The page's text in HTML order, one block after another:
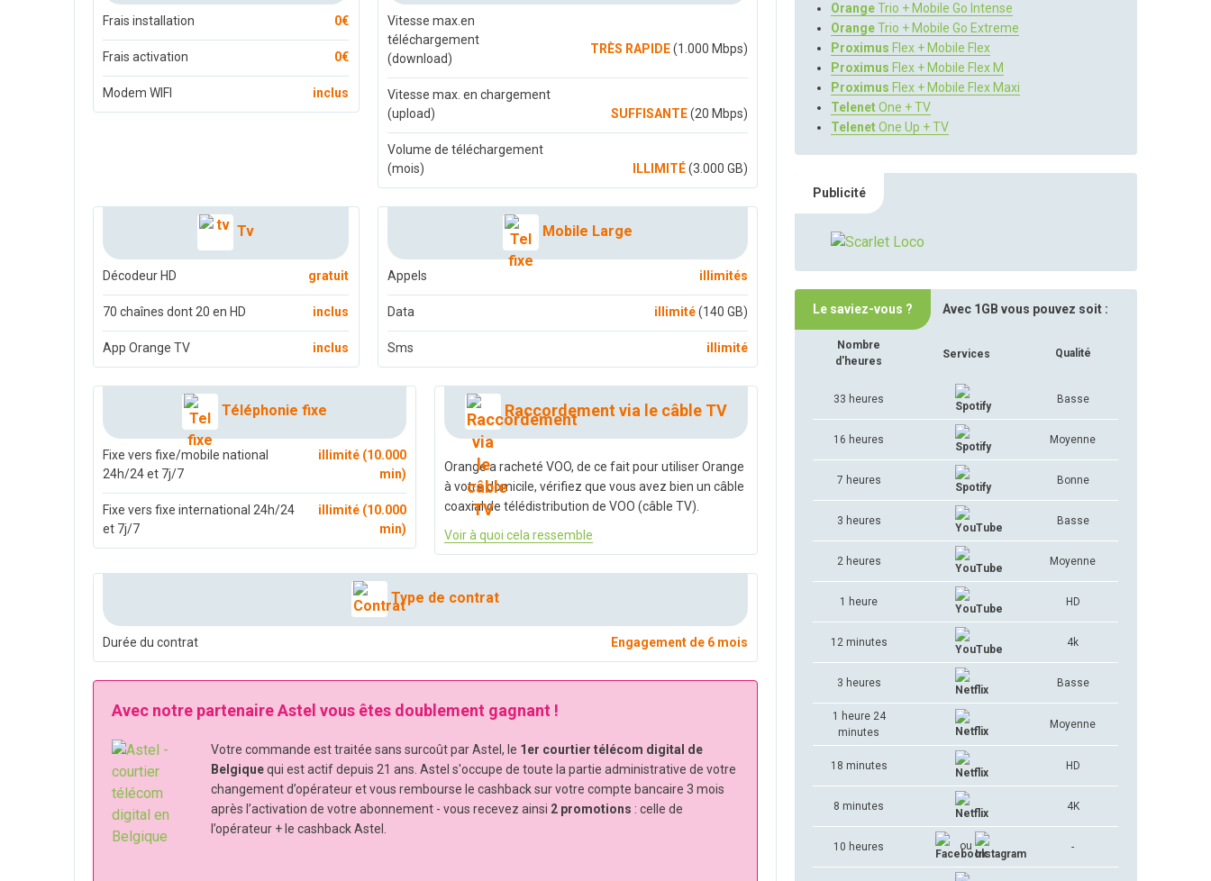
Frais installation 0€
Frais activation 0€
Modem WIFI inclus
Vitesse max.en
téléchargement
(download)
TRÈS RAPIDE(1.000 Mbps)
Vitesse max. en chargement
(upload)
SUFFISANTE(20 Mbps)
Volume de téléchargement
(mois)
ILLIMITÉ(3.000 GB)
Tv
Décodeur HD gratuit
70 chaînes dont 20 en HD inclus
App Orange TV inclus
Mobile Large
Appels illimités
Data illimité(140 GB)
Sms illimité
Téléphonie fixe
Fixe vers fixe/mobile national
24h/24 et 7j/7
illimité (10.000
min)
Fixe vers fixe international 24h/24
et 7j/7
illimité (10.000
min)
Raccordement via le câble TV
Orange a racheté VOO, de ce fait pour utiliser Orange
à votre domicile, vérifiez que vous avez bien un câble
coaxial de télédistribution de VOO (câble TV).
Voir à quoi cela ressemble
Type de contrat
Durée du contrat Engagement de 6 mois
Avec notre partenaire Astel vous êtes doublement gagnant !
Votre commande est traitée sans surcoût par Astel, le 1er courtier télécom digital de
Belgiquequi est actif depuis 21 ans. Astel s'occupe de toute la partie administrative de votre
changement d’opérateur et vous rembourse le cashback sur votre compte bancaire 3 mois
après l’activation de votre abonnement - vous recevez ainsi 2 promotions : celle de
l’opérateur + le cashback Astel.
OrangeTrio + Mobile Go Intense
OrangeTrio + Mobile Go Extreme
Proximus Flex + Mobile Flex
Proximus Flex + Mobile Flex M
Proximus Flex + Mobile Flex Maxi
TelenetOne + TV
TelenetOne Up + TV
Publicité
Le saviez-vous ? Avec 1GB vous pouvez soit :
Nombre
d'heures
Services Qualité
33 heures Basse
16 heures Moyenne
7 heures Bonne
3 heures Basse
2 heures Moyenne
1 heure HD
12 minutes 4k
3 heures Basse
1 heure 24
minutes
Moyenne
18 minutes HD
8 minutes 4K
10 heures ou -